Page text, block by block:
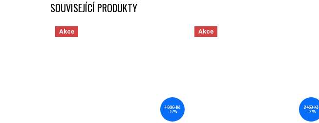
SOUVISEJÍCÍ PRODUKTY
Akce
1 990 Kč
–5 %
Akce
2 450 Kč
–2 %